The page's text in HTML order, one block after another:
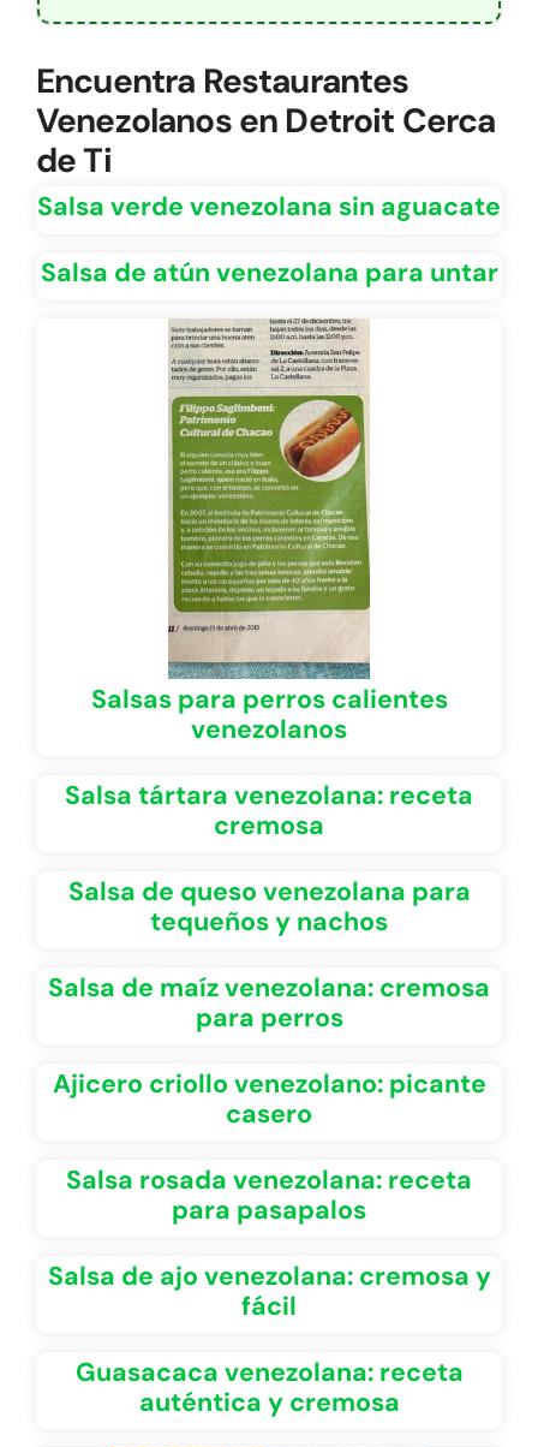
Encuentra Restaurantes
Venezolanos en Detroit Cerca
de Ti
Salsa verde venezolana sin aguacate
Salsa de atún venezolana para untar
Salsas para perros calientes
venezolanos
Salsa tártara venezolana: receta
cremosa
Salsa de queso venezolana para
tequeños y nachos
Salsa de maíz venezolana: cremosa
para perros
Ajicero criollo venezolano: picante
casero
Salsa rosada venezolana: receta
para pasapalos
Salsa de ajo venezolana: cremosa y
fácil
Guasacaca venezolana: receta
auténtica y cremosa